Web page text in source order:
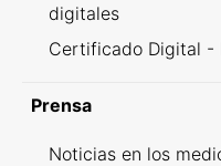
digitales
Certificado Digital -
Prensa
Noticias en los